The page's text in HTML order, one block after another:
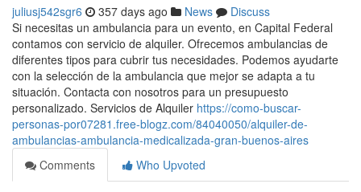
juliusj542sgr6 357 days ago News
Discuss
Si necesitas un ambulancia para un evento, en Capital Federal
contamos con servicio de alquiler. Ofrecemos ambulancias de
diferentes tipos para cubrir tus necesidades. Podemos ayudarte
con la selección de la ambulancia que mejor se adapta a tu
situación. Contacta con nosotros para un presupuesto
personalizado. Servicios de Alquiler https://como-buscar-
personas-por07281.free-blogz.com/84040050/alquiler-de-
ambulancias-ambulancia-medicalizada-gran-buenos-aires
Comments
Who Upvoted